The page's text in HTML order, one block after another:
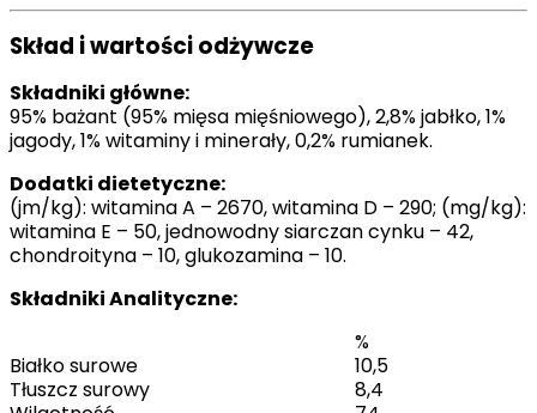
Skład i wartości odżywcze
Składniki główne:
95% bażant (95% mięsa mięśniowego), 2,8% jabłko, 1%
jagody, 1% witaminy i minerały, 0,2% rumianek.
Dodatki dietetyczne:
(jm/kg): witamina A – 2670, witamina D – 290; (mg/kg):
witamina E – 50, jednowodny siarczan cynku – 42,
chondroityna – 10, glukozamina – 10.
Składniki Analityczne:
%
Białko surowe
10,5
Tłuszcz surowy
8,4